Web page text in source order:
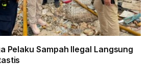
Pelaku Sampah Ilegal Langsung